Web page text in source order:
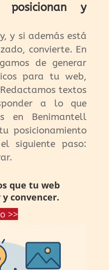
posicionan y
y si además está
convierte. En
de generar
para tu web,
textos
a lo que
en Benimantell
posicionamiento
siguiente paso:
que tu web
convencer.
>>